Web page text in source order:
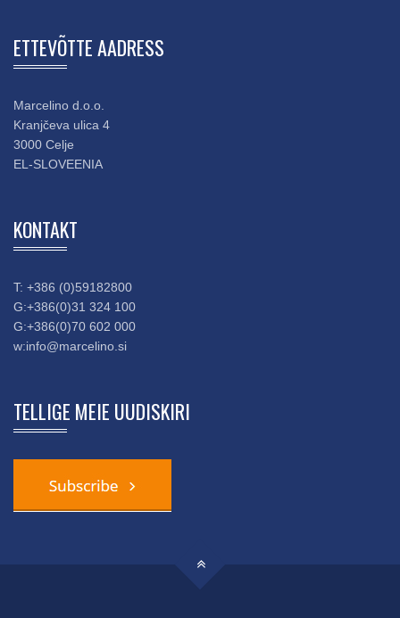
ETTEVÕTTE AADRESS
Marcelino d.o.o.
Kranjčeva ulica 4
3000 Celje
EL-SLOVEENIA
KONTAKT
T: +386 (0)59182800
G:+386(0)31 324 100
G:+386(0)70 602 000
w:info@marcelino.si
TELLIGE MEIE UUDISKIRI